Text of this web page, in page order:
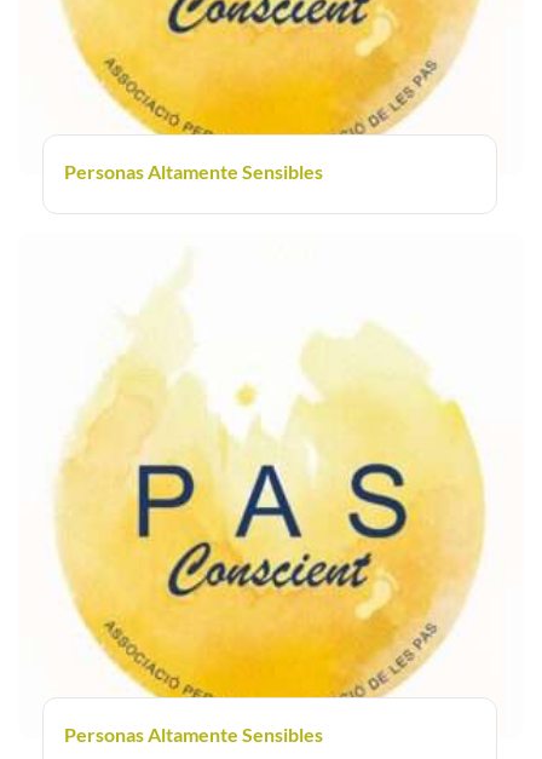
Personas Altamente Sensibles
Personas Altamente Sensibles